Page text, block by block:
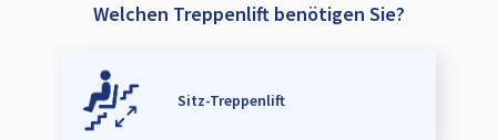
Welchen Treppenlift benötigen Sie?
Sitz-Treppenlift